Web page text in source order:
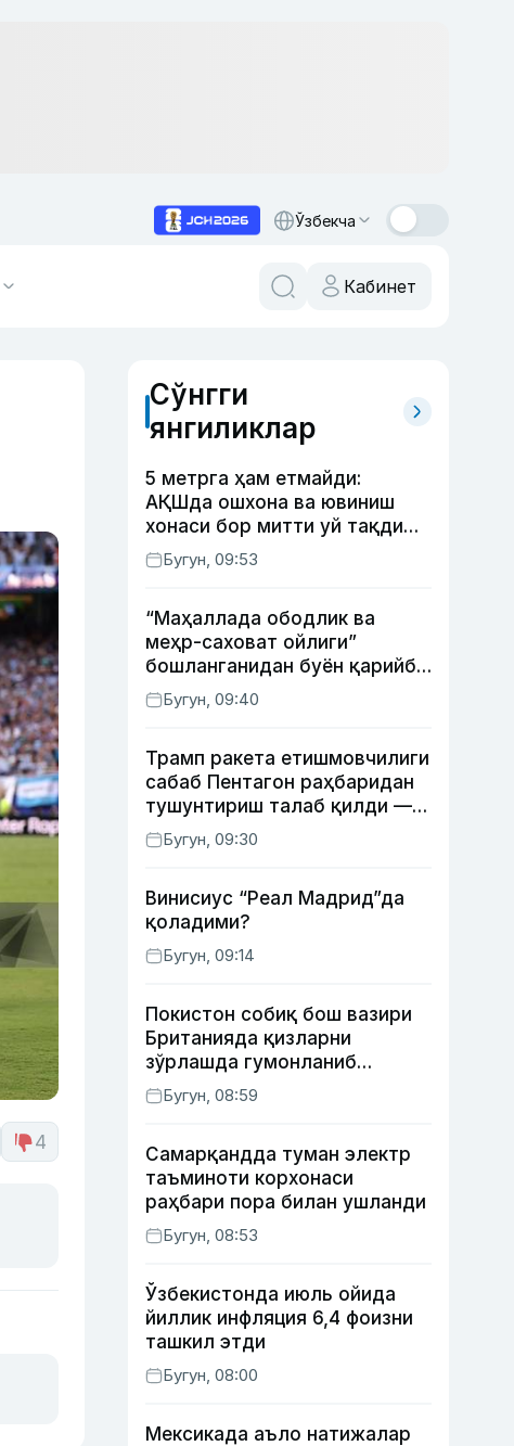
Ўзбекча
Кабинет
4
Сўнгги
янгиликлар
5 метрга ҳам етмайди:
АҚШда ошхона ва ювиниш
хонаси бор митти уй тақдим
этилди
Бугун, 09:53
“Маҳаллада ободлик ва
меҳр-саховат ойлиги”
бошланганидан буён қарийб
350 та экологик
ҳуқуқбузарлик аниқланди
Бугун, 09:40
Трамп ракета етишмовчилиги
сабаб Пентагон раҳбаридан
тушунтириш талаб қилди —
WPБугун, 09:30
Винисиус “Реал Мадрид”да
қоладими?
Бугун, 09:14
Покистон собиқ бош вазири
Британияда қизларни
зўрлашда гумонланиб
ушланган — The Guardian
Бугун, 08:59
Самарқандда туман электр
таъминоти корхонаси
раҳбари пора билан ушланди
Бугун, 08:53
Ўзбекистонда июль ойида
йиллик инфляция 6,4 фоизни
ташкил этди
Бугун, 08:00
Мексикада аъло натижалар